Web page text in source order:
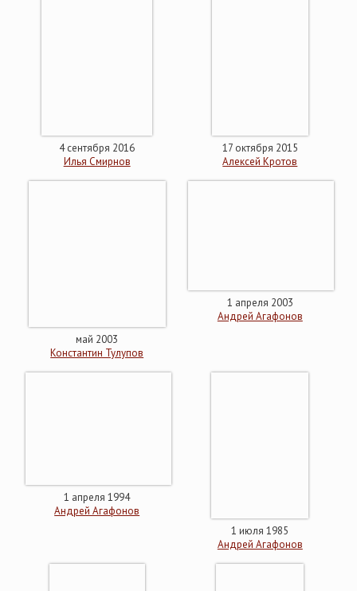
4 сентября 2016
Илья Смирнов
17 октября 2015
Алексей Кротов
май 2003
Константин Тулупов
1 апреля 2003
Андрей Агафонов
1 апреля 1994
Андрей Агафонов
1 июля 1985
Андрей Агафонов